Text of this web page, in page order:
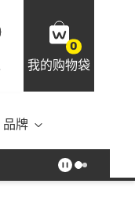
0
我的购物袋
品牌